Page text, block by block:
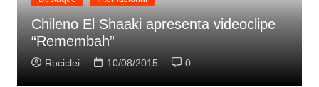
Chileno El Shaaki apresenta videoclipe
“Remembah”
Rociclei 10/08/2015 0